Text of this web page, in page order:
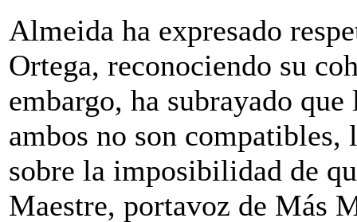
Almeida ha expresado
Ortega, reconociendo su
embargo, ha subrayado
ambos no son
sobre la imposibilidad de
Maestre, portavoz de Más